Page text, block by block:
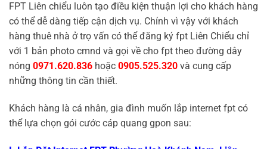
FPT Liên chiểu luôn tạo điều kiện thuận lợi cho khách hàng
có thể dễ dàng tiếp cận dịch vụ. Chính vì vậy với khách
hàng thuê nhà ở trọ vấn có thể đăng ký fpt Liên Chiểu chỉ
với 1 bản photo cmnd và gọi về cho fpt theo đường dây
nóng 0971.620.836 hoặc 0905.525.320 và cung cấp
những thông tin cần thiết.
Khách hàng là cá nhân, gia đình muốn lắp internet fpt có
thể lựa chọn gói cước cáp quang gpon sau: